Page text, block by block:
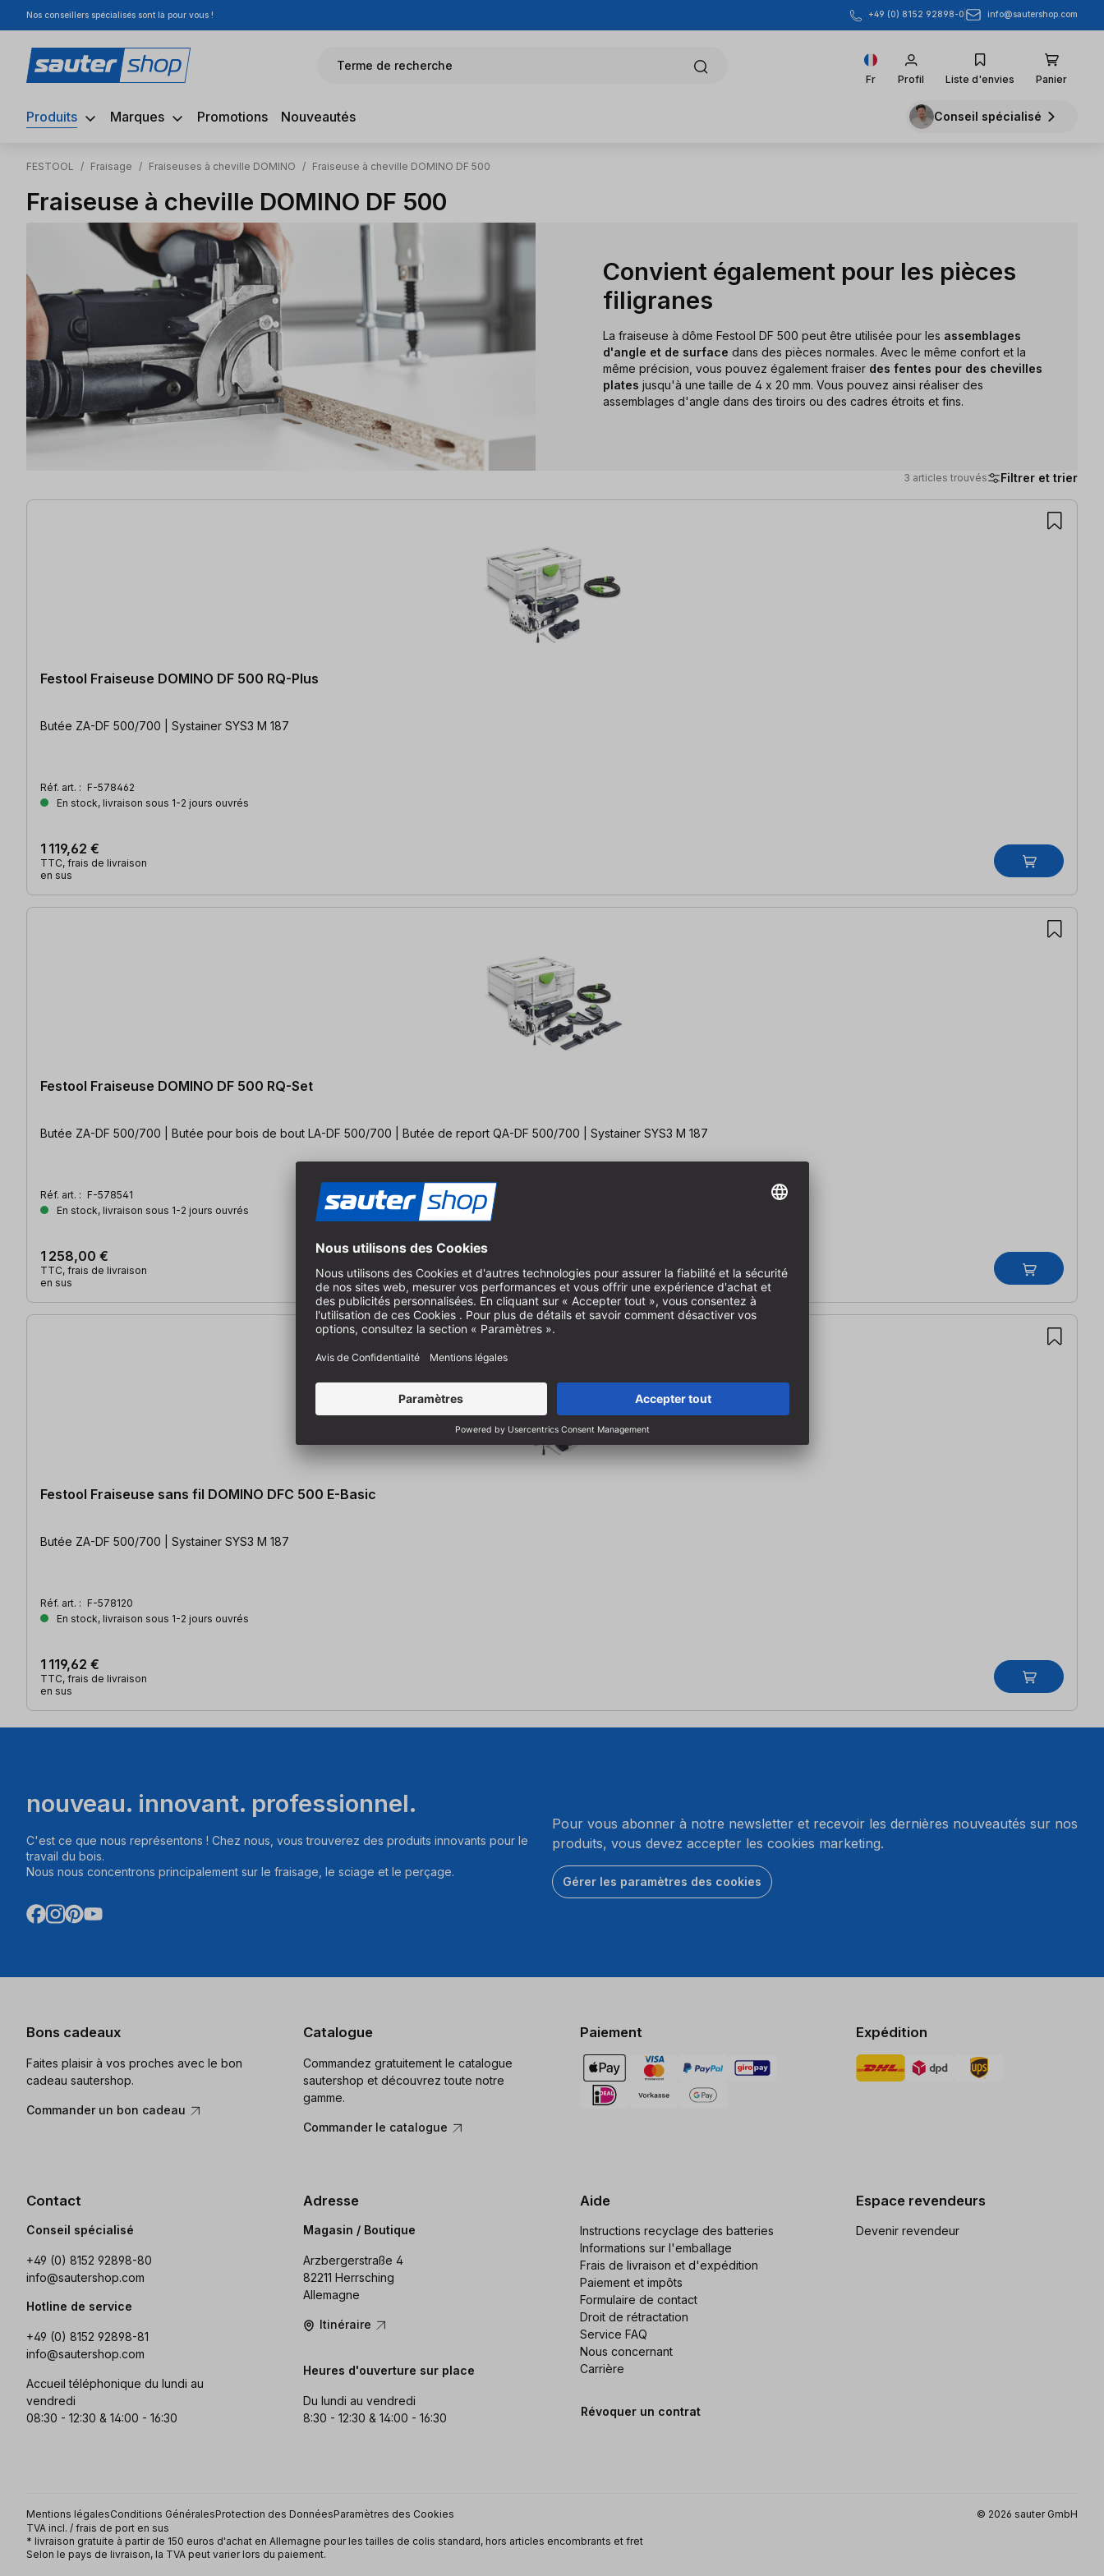
au contenu principal
Passer à la recherche
Passer à la navigation principale
Nos conseillers spécialisés sont là pour vous ! +49 (0) 8152 92898-0 info@sautershop.com
Terme de recherche
Fr Profil Liste d'envies Panier
Produits Marques Promotions Nouveautés Conseil spécialisé
FESTOOL / Fraisage / Fraiseuses à cheville DOMINO / Fraiseuse à cheville DOMINO DF 500
Fraiseuse à cheville DOMINO DF 500
Convient également pour les pièces
filigranes
La fraiseuse à dôme Festool DF 500 peut être utilisée pour les assemblages
d'angle et de surface dans des pièces normales. Avec le même confort et la
même précision, vous pouvez également fraiser des fentes pour des chevilles
plates jusqu'à une taille de 4 x 20 mm. Vous pouvez ainsi réaliser des
assemblages d'angle dans des tiroirs ou des cadres étroits et fins.
3 articles trouvés Filtrer et trier
3 articles trouvés
Festool Fraiseuse DOMINO DF 500 RQ-Plus
Butée ZA-DF 500/700 | Systainer SYS3 M 187
Réf. art. : F-578462
En stock, livraison sous 1-2 jours ouvrés
1 119,62 €
TTC, frais de livraison
en sus
Festool Fraiseuse DOMINO DF 500 RQ-Set
Butée ZA-DF 500/700 | Butée pour bois de bout LA-DF 500/700 | Butée de report QA-DF 500/700 | Systainer SYS3 M 187
Réf. art. : F-578541
En stock, livraison sous 1-2 jours ouvrés
1 258,00 €
TTC, frais de livraison
en sus
Festool Fraiseuse sans fil DOMINO DFC 500 E-Basic
Butée ZA-DF 500/700 | Systainer SYS3 M 187
Réf. art. : F-578120
En stock, livraison sous 1-2 jours ouvrés
1 119,62 €
TTC, frais de livraison
en sus
nouveau. innovant. professionnel.
C'est ce que nous représentons ! Chez nous, vous trouverez des produits innovants pour le
travail du bois.
Nous nous concentrons principalement sur le fraisage, le sciage et le perçage.
Pour vous abonner à notre newsletter et recevoir les dernières nouveautés sur nos
produits, vous devez accepter les cookies marketing.
Gérer les paramètres des cookies
Bons cadeaux
Faites plaisir à vos proches avec le bon
cadeau sautershop.
Commander un bon cadeau
Catalogue
Commandez gratuitement le catalogue
sautershop et découvrez toute notre
gamme.
Commander le catalogue
Paiement Expédition
Contact
Conseil spécialisé
+49 (0) 8152 92898-80
info@sautershop.com
Hotline de service
+49 (0) 8152 92898-81
info@sautershop.com
Accueil téléphonique du lundi au
vendredi
08:30 - 12:30 & 14:00 - 16:30
Adresse
Magasin / Boutique
Arzbergerstraße 4
82211 Herrsching
Allemagne
Itinéraire
Heures d'ouverture sur place
Du lundi au vendredi
8:30 - 12:30 & 14:00 - 16:30
Aide
Instructions recyclage des batteries
Informations sur l'emballage
Frais de livraison et d'expédition
Paiement et impôts
Formulaire de contact
Droit de rétractation
Service FAQ
Nous concernant
Carrière
Révoquer un contrat
Espace revendeurs
Devenir revendeur
Mentions légalesConditions GénéralesProtection des DonnéesParamètres des Cookies
© 2026 sauter GmbH
TVA incl. / frais de port en sus
* livraison gratuite à partir de 150 euros d'achat en Allemagne pour les tailles de colis standard, hors articles encombrants et fret
Selon le pays de livraison, la TVA peut varier lors du paiement.